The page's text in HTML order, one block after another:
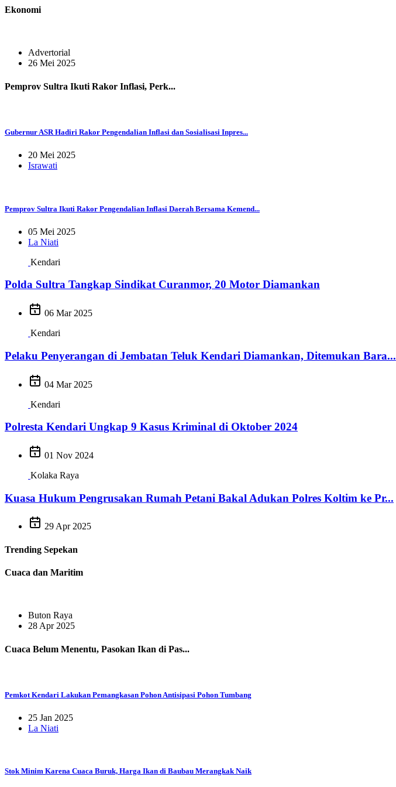
Ekonomi
Advertorial
26 Mei 2025
Pemprov Sultra Ikuti Rakor Inflasi, Perk...
Gubernur ASR Hadiri Rakor Pengendalian Inflasi dan Sosialisasi Inpres...
20 Mei 2025
Israwati
Pemprov Sultra Ikuti Rakor Pengendalian Inflasi Daerah Bersama Kemend...
05 Mei 2025
La Niati
Kendari
Polda Sultra Tangkap Sindikat Curanmor, 20 Motor Diamankan
06 Mar 2025
Kendari
Pelaku Penyerangan di Jembatan Teluk Kendari Diamankan, Ditemukan Bara...
04 Mar 2025
Kendari
Polresta Kendari Ungkap 9 Kasus Kriminal di Oktober 2024
01 Nov 2024
Kolaka Raya
Kuasa Hukum Pengrusakan Rumah Petani Bakal Adukan Polres Koltim ke Pr...
29 Apr 2025
Trending Sepekan
Cuaca dan Maritim
Buton Raya
28 Apr 2025
Cuaca Belum Menentu, Pasokan Ikan di Pas...
Pemkot Kendari Lakukan Pemangkasan Pohon Antisipasi Pohon Tumbang
25 Jan 2025
La Niati
Stok Minim Karena Cuaca Buruk, Harga Ikan di Baubau Merangkak Naik